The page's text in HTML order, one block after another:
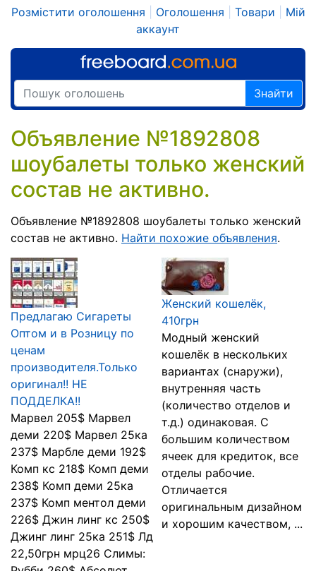
Розмістити оголошення Оголошення Товари
Мій
аккаунт
Знайти
Объявление №1892808
шоубалеты только женский
состав не активно.
Объявление №1892808 шоубалеты только женский
состав не активно. Найти похожие объявления.
Предлагаю Сигареты
Оптом и в Розницу по
ценам
производителя.Только
оригинал!! НЕ
ПОДДЕЛКА!!
Марвел 205$ Марвел
деми 220$ Марвел 25ка
237$ Марбле деми 192$
Комп кс 218$ Комп деми
238$ Комп деми 25ка
237$ Комп ментол деми
226$ Джин линг кс 250$
Джинг линг 25ка 251$ Лд
22,50грн мрц26 Слимы:
Женский кошелёк,
410грн
Модный женский
кошелёк в нескольких
вариантах (снаружи),
внутренняя часть
(количество отделов и
т.д.) одинаковая. С
большим количеством
ячеек для кредиток, все
отделы рабочие.
Отличается
оригинальным дизайном
и хорошим качеством, ...